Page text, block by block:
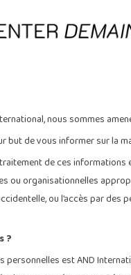
nous sommes
de vous informer sur la
de ces
ou organisationnelles
ou l’accès par des
?
est AND